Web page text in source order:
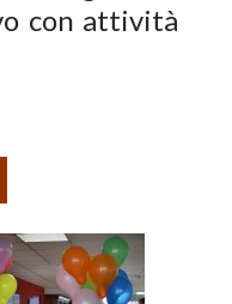
con attività